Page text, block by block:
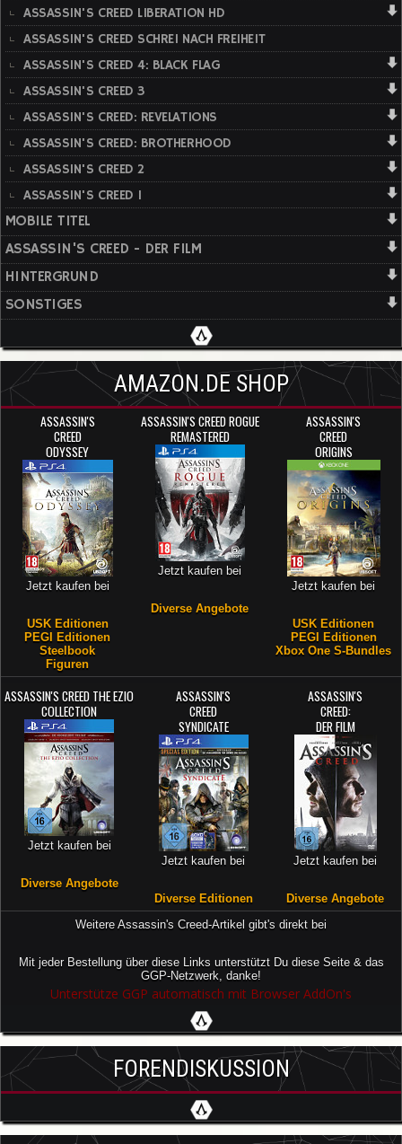
ASSASSIN'S CREED LIBERATION HD
ASSASSIN'S CREED SCHREI NACH FREIHEIT
ASSASSIN'S CREED 4: BLACK FLAG
ASSASSIN'S CREED 3
ASSASSIN'S CREED: REVELATIONS
ASSASSIN'S CREED: BROTHERHOOD
ASSASSIN'S CREED 2
ASSASSIN'S CREED 1
MOBILE TITEL
ASSASSIN'S CREED - DER FILM
HINTERGRUND
SONSTIGES
AMAZON.DE SHOP
ASSASSIN'S
CREED
ODYSSEY
Jetzt kaufen bei
USK Editionen
PEGI Editionen
Steelbook
Figuren
ASSASSIN'S CREED ROGUE
REMASTERED
Jetzt kaufen bei
Diverse Angebote
ASSASSIN'S
CREED
ORIGINS
Jetzt kaufen bei
USK Editionen
PEGI Editionen
Xbox One S-Bundles
ASSASSIN'S CREED THE EZIO
COLLECTION
Jetzt kaufen bei
Diverse Angebote
ASSASSIN'S
CREED
SYNDICATE
Jetzt kaufen bei
Diverse Editionen
ASSASSIN'S
CREED:
DER FILM
Jetzt kaufen bei
Diverse Angebote
Weitere Assassin's Creed-Artikel gibt's direkt bei
Mit jeder Bestellung über diese Links unterstützt Du diese Seite & das
GGP-Netzwerk, danke!
Unterstütze GGP automatisch mit Browser AddOn's
FORENDISKUSSION